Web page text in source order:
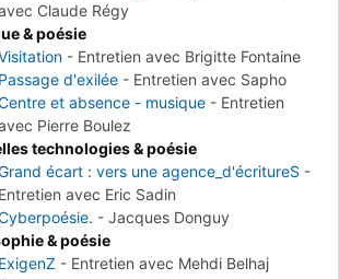
Claude Régy
& poésie
- Entretien avec Brigitte Fontaine
Passage d'exilée - Entretien avec Sapho
et absence - musique - Entretien
Pierre Boulez
technologies & poésie
écart : vers une agence_d'écritureS -
Entretien avec Eric Sadin
- Jacques Donguy
& poésie
ExigenZ - Entretien avec Mehdi Belhaj